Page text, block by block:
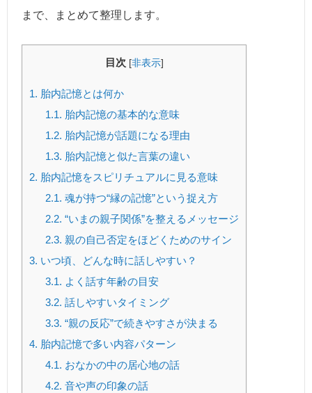
まで、まとめて整理します。
目次 [非表示]
1. 胎内記憶とは何か
1.1. 胎内記憶の基本的な意味
1.2. 胎内記憶が話題になる理由
1.3. 胎内記憶と似た言葉の違い
2. 胎内記憶をスピリチュアルに見る意味
2.1. 魂が持つ“縁の記憶”という捉え方
2.2. “いまの親子関係”を整えるメッセージ
2.3. 親の自己否定をほどくためのサイン
3. いつ頃、どんな時に話しやすい？
3.1. よく話す年齢の目安
3.2. 話しやすいタイミング
3.3. “親の反応”で続きやすさが決まる
4. 胎内記憶で多い内容パターン
4.1. おなかの中の居心地の話
4.2. 音や声の印象の話